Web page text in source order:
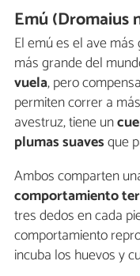
Emú (Dromaius
El emú es el ave
más grande del
vuela, pero
permiten correr a
avestruz, tiene un
plumas suavesque
Ambos comparten
comportamiento
tres dedos en cada
comportamiento
incuba los huevos y